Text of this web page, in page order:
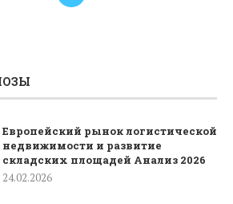
Европейский рынок логистической
недвижимости и развитие
складских площадей Анализ 2026
24.02.2026